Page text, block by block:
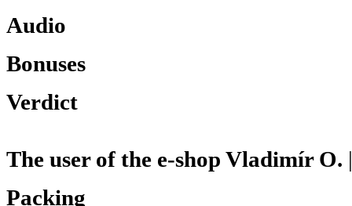
Audio
Bonuses
Verdict
The user of the e-shop Vladimír O.
Packing